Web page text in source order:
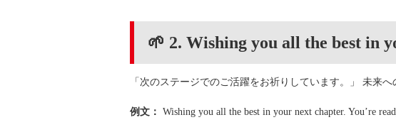
🌱 2. Wishing you all the best in
「次のステージでのご活躍をお祈りしています。」 未来
例文： Wishing you all the best in your next chapter. You’re